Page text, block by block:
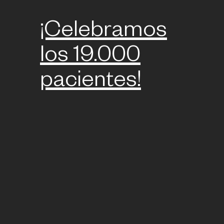
¡Celebramos
los 19.000
pacientes!